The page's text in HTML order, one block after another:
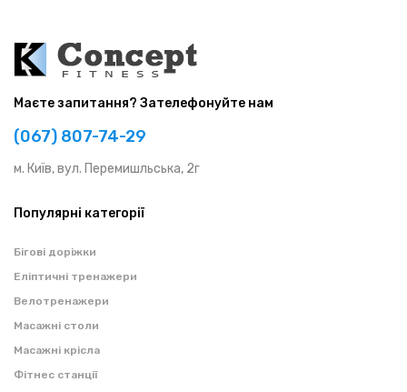
Маєте запитання? Зателефонуйте нам
(067) 807-74-29
м. Київ, вул. Перемишльська, 2г
Популярні категорії
Бігові доріжки
Еліптичні тренажери
Велотренажери
Масажні столи
Масажні крісла
Фітнес станції